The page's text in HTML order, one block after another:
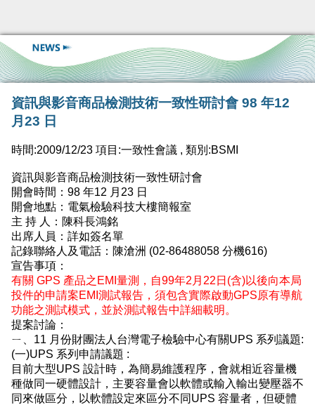
資訊與影音商品檢測技術一致性研討會 98 年12
月23 日
時間:2009/12/23 項目:一致性會議 , 類別:BSMI
資訊與影音商品檢測技術一致性研討會
開會時間：98 年12 月23 日
開會地點：電氣檢驗科技大樓簡報室
主 持 人：陳科長鴻銘
出席人員：詳如簽名單
記錄聯絡人及電話：陳滄洲 (02-86488058 分機616)
宣告事項：
有關 GPS 產品之EMI量測，自99年2月22日(含)以後向本局
投件的申請案EMI測試報告，須包含實際啟動GPS原有導航
功能之測試模式，並於測試報告中詳細載明。
提案討論：
ㄧ、11 月份財團法人台灣電子檢驗中心有關UPS 系列議題:
(一)UPS 系列申請議題 :
目前大型UPS 設計時，為簡易維護程序，會就相近容量機
種做同一硬體設計，主要容量會以軟體或輸入輸出變壓器不
同來做區分，以軟體設定來區分不同UPS 容量者，但硬體